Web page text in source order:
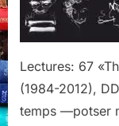
Lectures: 67
(1984-2012),
temps —potser